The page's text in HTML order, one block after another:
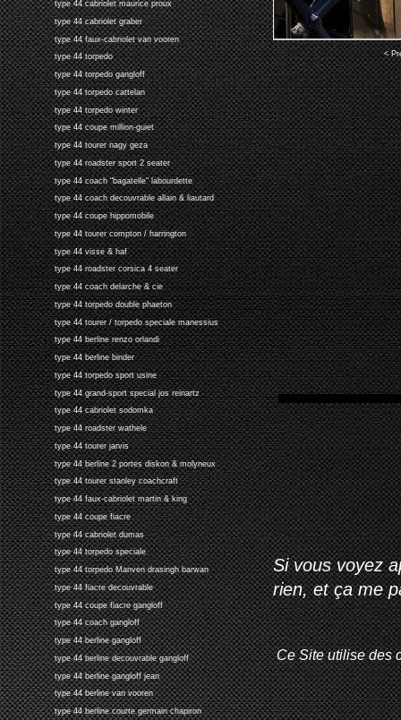
type 44 cabriolet maurice proux
type 44 cabriolet graber
type 44 faux-cabriolet van vooren
type 44 torpedo
type 44 torpedo gangloff
type 44 torpedo cattelan
type 44 torpedo winter
type 44 coupe million-guiet
type 44 tourer nagy geza
type 44 roadster sport 2 seater
type 44 coach "bagatelle" labourdette
type 44 coach decouvrable allain & liautard
type 44 coupe hippomobile
type 44 tourer compton / harrington
type 44 visse & haf
type 44 roadster corsica 4 seater
type 44 coach delarche & cie
type 44 torpedo double phaeton
type 44 tourer / torpedo speciale manessius
type 44 berline renzo orlandi
type 44 berline binder
type 44 torpedo sport usine
type 44 grand-sport special jos reinartz
type 44 cabriolet sodomka
type 44 roadster wathele
type 44 tourer jarvis
type 44 berline 2 portes diskon & molyneux
type 44 tourer stanley coachcraft
type 44 faux-cabriolet martin & king
type 44 coupe fiacre
type 44 cabriolet dumas
type 44 torpedo speciale
type 44 torpedo Manven drasingh barwan
type 44 fiacre decouvrable
type 44 coupe fiacre gangloff
type 44 coach gangloff
type 44 berline gangloff
type 44 berline decouvrable gangloff
type 44 berline gangloff jean
type 44 berline van vooren
type 44 berline courte germain chapiron
<
Si vous voyez
rien, et ça me
Ce Site utilise des